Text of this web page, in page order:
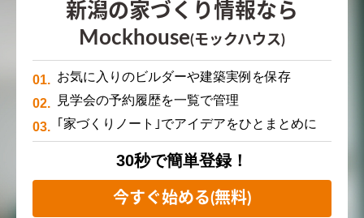
新潟の家づくり情報なら
Mockhouse(モックハウス)
お気に入りのビルダーや建築実例を保存
見学会の予約履歴を一覧で管理
｢家づくりノート｣でアイデアをひとまとめに
30秒で簡単登録！
今すぐ始める(無料)